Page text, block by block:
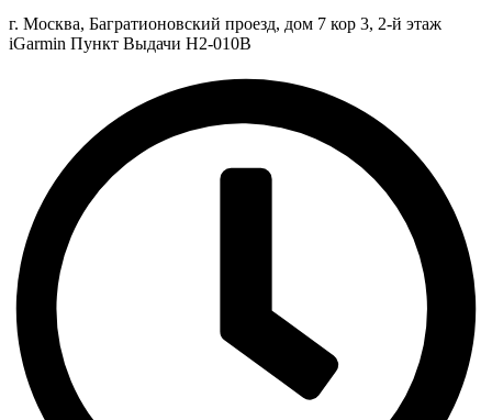
г. Москва, Багратионовский проезд, дом 7 кор 3, 2-й этаж
iGarmin Пункт Выдачи Н2-010В